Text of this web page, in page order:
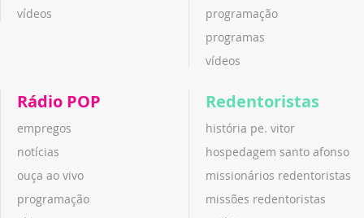
vídeos
programação
programas
vídeos
Rádio POP
empregos
notícias
ouça ao vivo
programação
Redentoristas
história pe. vitor
hospedagem santo afonso
missionários redentoristas
missões redentoristas